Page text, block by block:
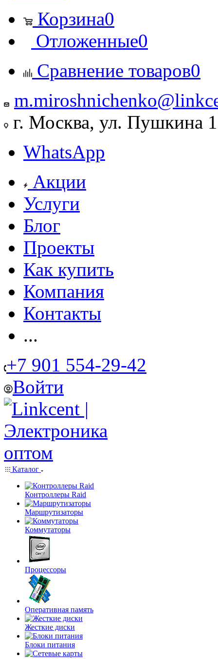
Корзина0
Отложенные0
Сравнение товаров0
г. Москва, ул. Пушкина
WhatsApp
Акции
Услуги
Блог
Проекты
Как купить
Компания
Контакты
...
+7 901 554-29-42
Войти
Каталог
Контроллеры Raid
Маршрутизаторы
Коммутаторы
Процессоры
Оперативная память
Жесткие диски
Блоки питания